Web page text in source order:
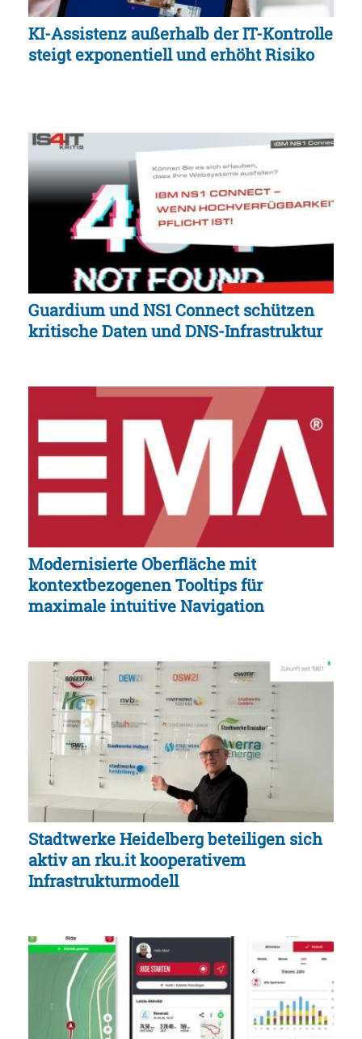
KI-Assistenz außerhalb der IT-Kontrolle
steigt exponentiell und erhöht Risiko
Guardium und NS1 Connect schützen
kritische Daten und DNS-Infrastruktur
Modernisierte Oberfläche mit
kontextbezogenen Tooltips für
maximale intuitive Navigation
Stadtwerke Heidelberg beteiligen sich
aktiv an rku.it kooperativem
Infrastrukturmodell